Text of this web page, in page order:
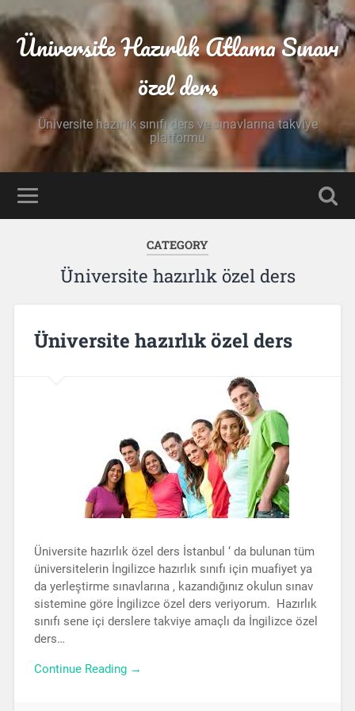
Üniversite Hazırlık Atlama Sınavı
özel ders
Üniversite hazırlık sınıfı ders ve sınavlarına takviye
platformu
CATEGORY
Üniversite hazırlık özel ders
Üniversite hazırlık özel ders
Üniversite hazırlık özel ders İstanbul ‘ da bulunan tüm
üniversitelerin İngilizce hazırlık sınıfı için muafiyet ya
da yerleştirme sınavlarına , kazandığınız okulun sınav
sistemine göre İngilizce özel ders veriyorum. Hazırlık
sınıfı sene içi derslere takviye amaçlı da İngilizce özel
ders…
Continue Reading →